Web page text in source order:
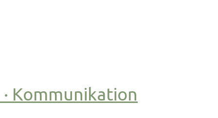
Kommunikation